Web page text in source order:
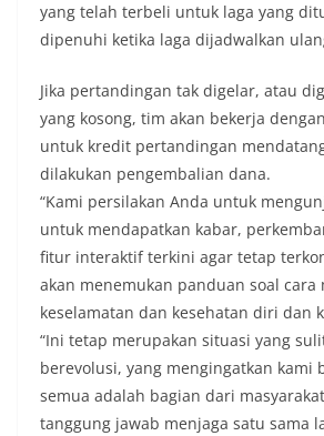
yang telah terbeli untuk laga yang
dipenuhi ketika laga dijadwalkan
Jika pertandingan tak digelar, atau
yang kosong, tim akan bekerja
untuk kredit pertandingan
dilakukan pengembalian dana.
“Kami persilakan Anda untuk
untuk mendapatkan kabar,
fitur interaktif terkini agar tetap
akan menemukan panduan soal cara
keselamatan dan kesehatan diri dan
“Ini tetap merupakan situasi yang
berevolusi, yang mengingatkan kami
semua adalah bagian dari
tanggung jawab menjaga satu sama